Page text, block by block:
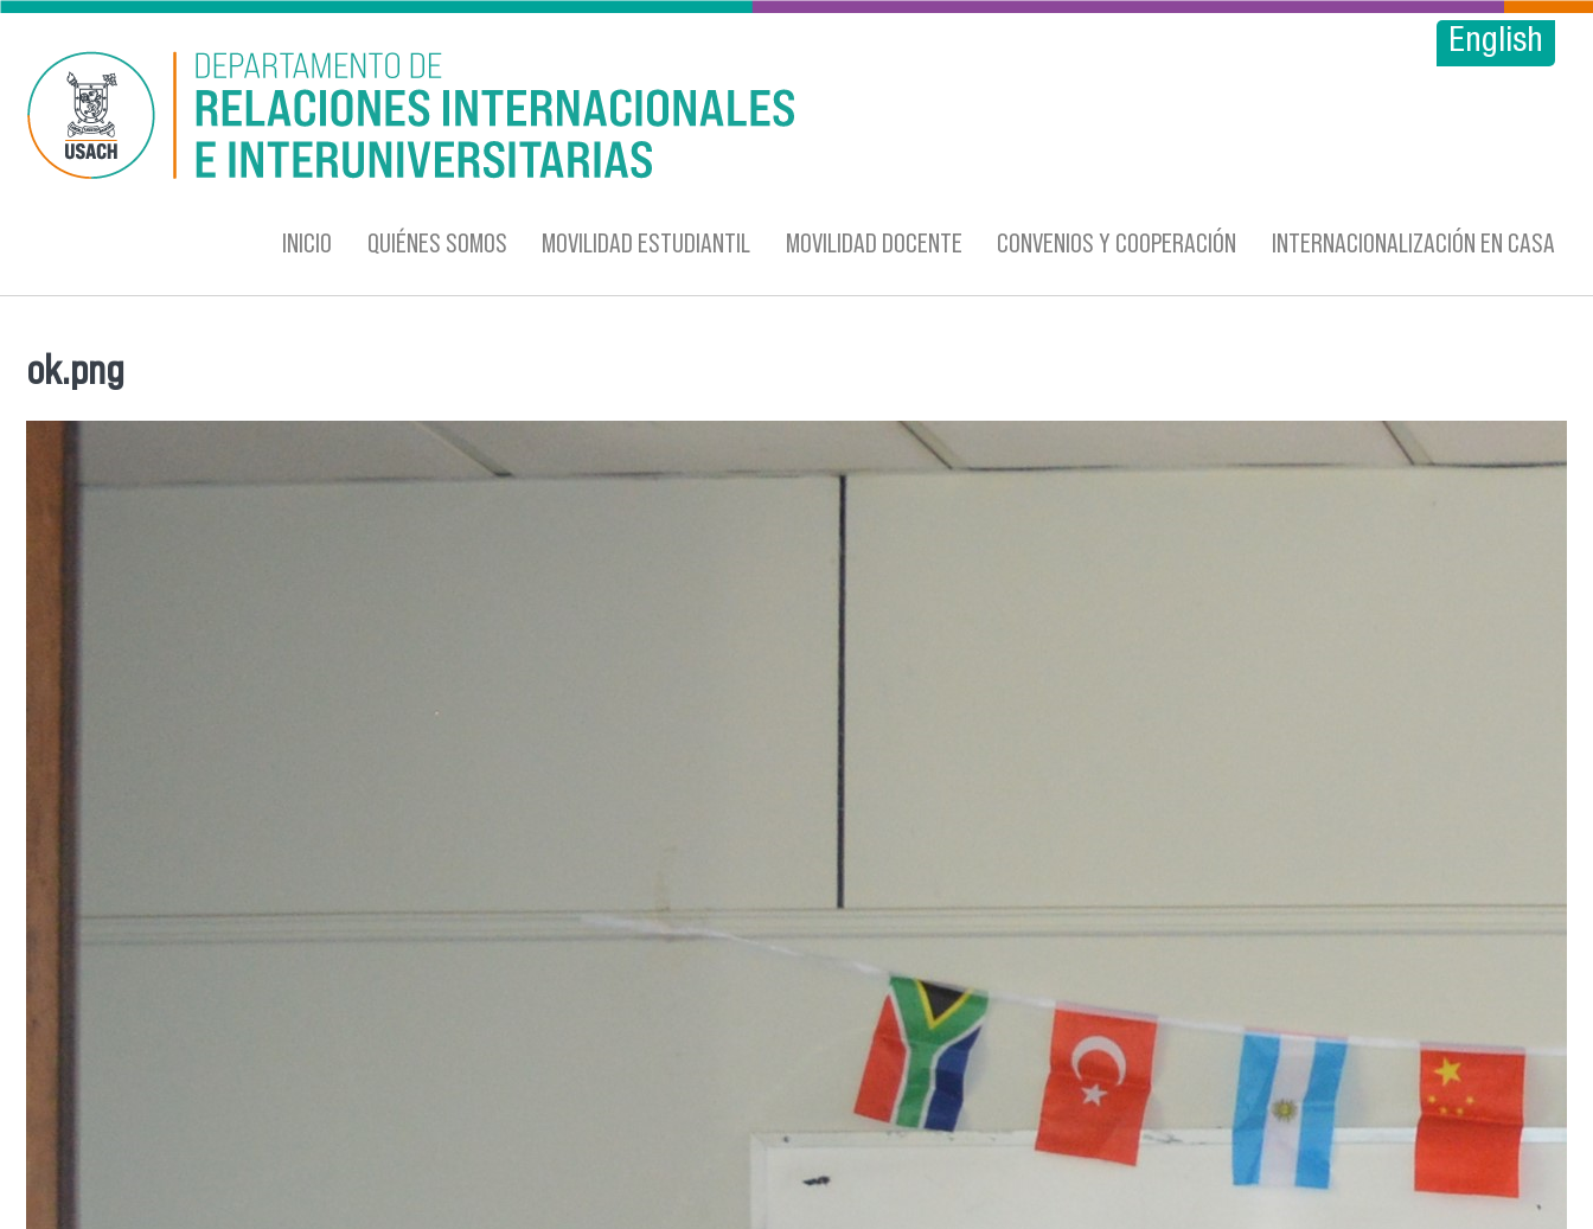
Pasar al contenido principal
English
INICIO QUIÉNES SOMOS MOVILIDAD ESTUDIANTIL MOVILIDAD DOCENTE CONVENIOS Y COOPERACIÓN INTERNACIONALIZACIÓN EN CASA
Se encuentra usted aquí
ok.png